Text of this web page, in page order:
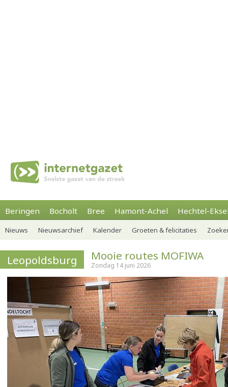
Beringen Bocholt Bree Hamont-Achel Hechtel-
Nieuws Nieuwsarchief Kalender Groeten & felicitaties
Leopoldsburg Mooie routes MOFIWA
Zondag 14 juni 2026